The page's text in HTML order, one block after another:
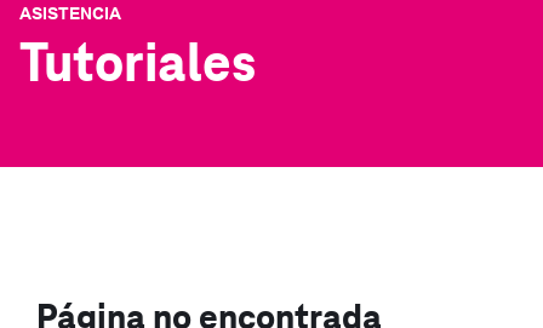
ASISTENCIA
Tutoriales